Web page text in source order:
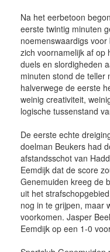
Na het eerbetoon
eerste twintig minuten
noemenswaardigs
zich voornamelijk af op
duels en slordigheden
minuten stond de teller
halverwege de eerste
weinig creativiteit,
logische tussenstand
De eerste echte
doelman Beukers had
afstandsschot van
Eemdijk dat de score
Genemuiden kreeg de
uit het
nog in te grijpen, maar
voorkomen. Jasper
Eemdijk op een 1-0